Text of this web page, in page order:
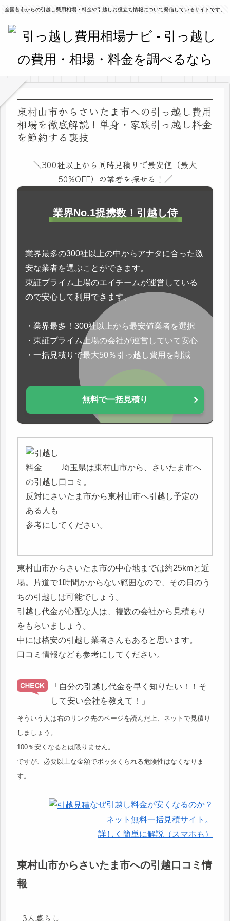
全国各市からの引越し費用相場・料金や引越しお役立ち情報について発信しているサイトです。
東村山市からさいたま市への引っ越し費用
相場を徹底解説！単身・家族引っ越し料金
を節約する裏技
＼300社以上から同時見積りで最安値（最大
50%OFF）の業者を探せる！／
業界No.1提携数！引越し侍
業界最多の300社以上の中からアナタに合った激
安な業者を選ぶことができます。
東証プライム上場のエイチームが運営している
ので安心して利用できます。
・業界最多！300社以上から最安値業者を選択
・東証プライム上場の会社が運営していて安心
・一括見積りで最大50％引っ越し費用を削減
無料で一括見積り
埼玉県は東村山市から、さいたま市へ
の引越し口コミ。
反対にさいたま市から東村山市へ引越し予定の
ある人も
参考にしてください。
東村山市からさいたま市の中心地までは約25kmと近
場。片道で1時間かからない範囲なので、その日のう
ちの引越しは可能でしょう。
引越し代金が心配な人は、複数の会社から見積もり
をもらいましょう。
中には格安の引越し業者さんもあると思います。
口コミ情報なども参考にしてください。
「自分の引越し代金を早く知りたい！！そ
して安い会社を教えて！」
そういう人は右のリンク先のページを読んだ上、ネットで見積り
しましょう。
100％安くなるとは限りません。
ですが、必要以上な金額でボッタくられる危険性はなくなりま
す。
なぜ引越し料金が安くなるのか？
ネット無料一括見積サイト。
詳しく簡単に解説（スマホも）
東村山市からさいたま市への引越口コミ情
報
3人暮らし